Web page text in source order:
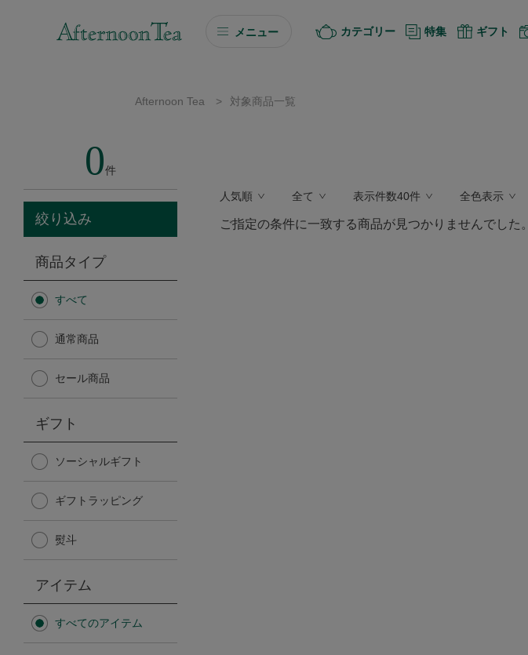
メニュー
ソーシャルギフト
カタログギフト
Afternoon Tea TEAROOM
Afternoon Tea TEAROOM
日傘
保冷バッグ
無重力シリーズ
カテゴリー 特集 ギフト
Afternoon Tea > 対象商品一覧
0件
絞り込み
商品タイプ
すべて
通常商品
セール商品
ギフト
ソーシャルギフト
ギフトラッピング
熨斗
アイテム
すべてのアイテム
人気順 全て 表示件数40件 全色表示
ご指定の条件に一致する商品が見つかりませんでした。